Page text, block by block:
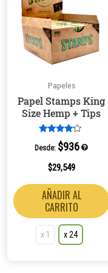
Papeles
Papel Stamps King
Size Hemp + Tips
Valorado
en
de 5
Desde: $936
$29,549
AÑADIR AL
CARRITO
x 1 x 24